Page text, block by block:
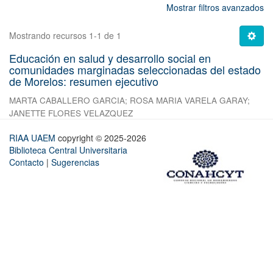
Mostrar filtros avanzados
Mostrando recursos 1-1 de 1
Educación en salud y desarrollo social en
comunidades marginadas seleccionadas del estado
de Morelos: resumen ejecutivo
MARTA CABALLERO GARCIA; ROSA MARIA VARELA GARAY;
JANETTE FLORES VELAZQUEZ
RIAA UAEM copyright © 2025-2026
Biblioteca Central Universitaria
Contacto | Sugerencias